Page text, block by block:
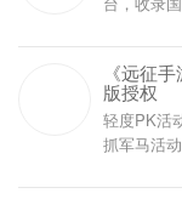
网资讯服
《远征
版授权
轻度PK活
抓军马活